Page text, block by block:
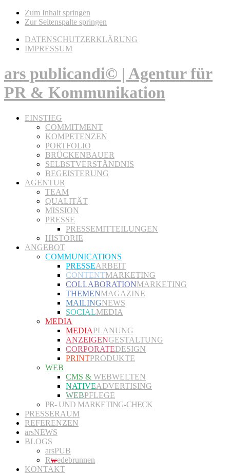
Zum Inhalt springen
Zur Seitenspalte springen
DATENSCHUTZERKLÄRUNG
IMPRESSUM
ars publicandi© | Agentur für
PR & Kommunikation
EINSTIEG
COMMITMENT
KOMPETENZEN
PORTFOLIO
BRÜCKENBAUER
SELBSTVERSTÄNDNIS
BEGEISTERUNG
AGENTUR
TEAM
QUALITÄT
MISSION
PRESSE
PRESSEMITTEILUNGEN
HISTORIE
ANGEBOT
COMMUNICATIONS
PRESSEARBEIT
CONTENTMARKETING
COLLABORATIONMARKETING
THEMENMAGAZINE
MAILINGNEWS
SOCIALMEDIA
MEDIA
MEDIAPLANUNG
ANZEIGENGESTALTUNG
CORPORATEDESIGN
PRINTPRODUKTE
WEB
CMS & WEBWELTEN
NATIVEADVERTISING
WEBPFLEGE
PR- UND MARKETING-CHECK
PRESSERAUM
REFERENZEN
arsNEWS
BLOGS
arsPUB
Rwedebrunnen
KONTAKT